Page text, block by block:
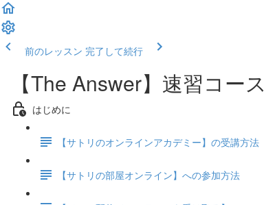
前のレッスン 完了して続行
【The Answer】速習コース
はじめに
【サトリのオンラインアカデミー】の受講方法
【サトリの部屋オンライン】への参加方法